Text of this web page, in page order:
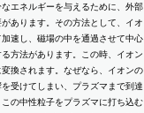
エネルギーを与えるために、外部
あります。その方法として、イオ
速し、磁場の中を通過させて中心
方法があります。この時、イオン
換されます。なぜなら、イオンの
受けてしまい、プラズマまで到達
の中性粒子をプラズマに打ち込む